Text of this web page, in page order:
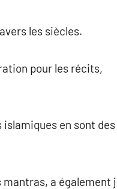
les siècles.
pour les récits,
en sont
a également